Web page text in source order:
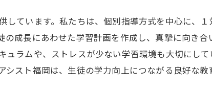
ています。私たちは、個別指導方式を中心に、
成長にあわせた学習計画を作成し、真摯に向き
ラムや、ストレスが少ない学習環境も大切にし
スト福岡は、生徒の学力向上につながる良好な